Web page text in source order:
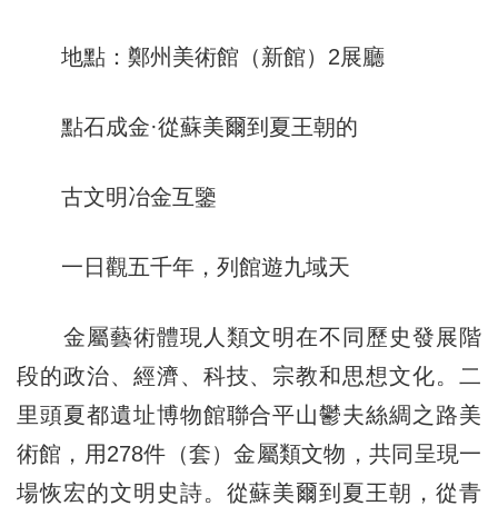
地點：鄭州美術館（新館）2展廳
點石成金·從蘇美爾到夏王朝的
古文明冶金互鑒
一日觀五千年，列館遊九域天
金屬藝術體現人類文明在不同歷史發展階
段的政治、經濟、科技、宗教和思想文化。二
里頭夏都遺址博物館聯合平山鬱夫絲綢之路美
術館，用278件（套）金屬類文物，共同呈現一
場恢宏的文明史詩。從蘇美爾到夏王朝，從青